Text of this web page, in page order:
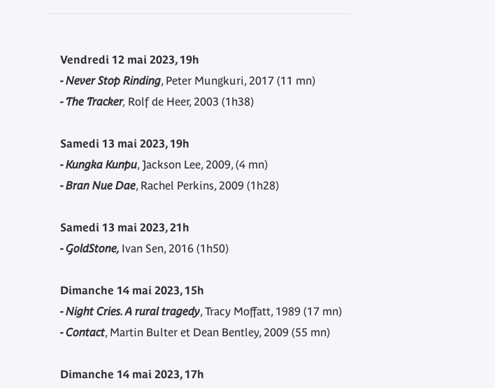
Vendredi 12 mai 2023, 19h
- Never Stop Rinding, Peter Mungkuri, 2017 (11 mn)
- The Tracker, Rolf de Heer, 2003 (1h38)
Samedi 13 mai 2023, 19h
- Kungka Kunpu, Jackson Lee, 2009, (4 mn)
- Bran Nue Dae, Rachel Perkins, 2009 (1h28)
Samedi 13 mai 2023, 21h
- GoldStone, Ivan Sen, 2016 (1h50)
Dimanche 14 mai 2023, 15h
- Night Cries. A rural tragedy, Tracy Moffatt, 1989 (17 mn)
- Contact, Martin Bulter et Dean Bentley, 2009 (55 mn)
Dimanche 14 mai 2023, 17h